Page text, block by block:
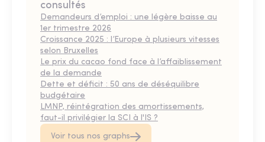
consultés
Demandeurs d’emploi : une légère baisse au
1er trimestre 2026
Croissance 2025 : l’Europe à plusieurs vitesses
selon Bruxelles
Le prix du cacao fond face à l’affaiblissement
de la demande
Dette et déficit : 50 ans de déséquilibre
budgétaire
LMNP, réintégration des amortissements,
faut-il privilégier la SCI à l'IS ?
Voir tous nos graphs